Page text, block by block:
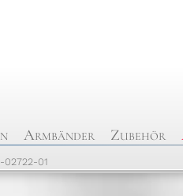
Armbänder Zubehör
02722-01